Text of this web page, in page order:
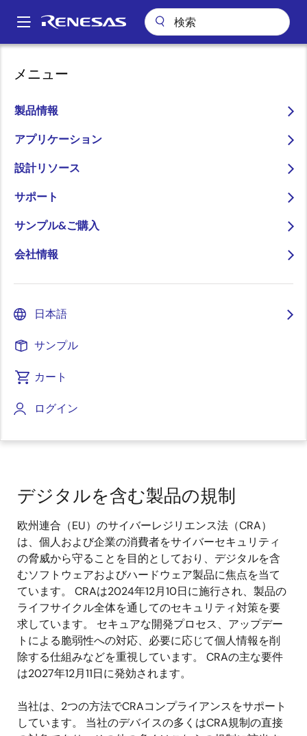
ン
Main
メニュー
製品情報
アプリケーション
設計リソース
サポート
サンプル&ご購入
会社情報
日本語
サンプル
カート
ログイン
パ
ン
く
ず
（CRA）
ページセクションへ移動：
デジタルを含む製品の規制
欧州連合（EU）のサイバーレジリエンス法（CRA）
は、個人および企業の消費者をサイバーセキュリティ
の脅威から守ることを目的としており、デジタルを含
むソフトウェアおよびハードウェア製品に焦点を当て
ています。 CRAは2024年12月10日に施行され、製品の
ライフサイクル全体を通してのセキュリティ対策を要
求しています。 セキュアな開発プロセス、アップデー
トによる脆弱性への対応、必要に応じて個人情報を削
除する仕組みなどを重視しています。 CRAの主な要件
は2027年12月11日に発効されます。
当社は、2つの方法でCRAコンプライアンスをサポート
しています。 当社のデバイスの多くはCRA規制の直接